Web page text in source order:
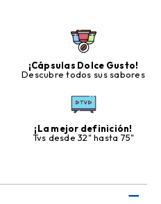
¡Cápsulas Dolce Gusto!
Descubre todos sus sabores
¡La mejor definición!
Tvs desde 32" hasta 75"